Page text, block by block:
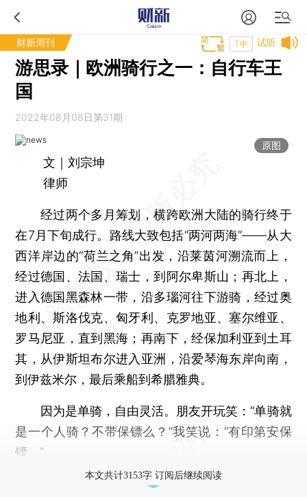
财新周刊 试听
T中
游思录｜欧洲骑行之一：自行车王
国
2022年08月08日第31期
原图
文｜刘宗坤
律师
经过两个多月筹划，横跨欧洲大陆的骑行终于
在7月下旬成行。路线大致包括“两河两海”——从大
西洋岸边的“荷兰之角”出发，沿莱茵河溯流而上，
经过德国、法国、瑞士，到阿尔卑斯山；再北上，
进入德国黑森林一带，沿多瑙河往下游骑，经过奥
地利、斯洛伐克、匈牙利、克罗地亚、塞尔维亚、
罗马尼亚，直到黑海；再南下，经保加利亚到土耳
其，从伊斯坦布尔进入亚洲，沿爱琴海东岸向南，
到伊兹米尔，最后乘船到希腊雅典。
因为是单骑，自由灵活。朋友开玩笑：“单骑就
是一个人骑？不带保镖么？”我笑说：“有印第安保
镖。”
本文共计3153字 订阅后继续阅读